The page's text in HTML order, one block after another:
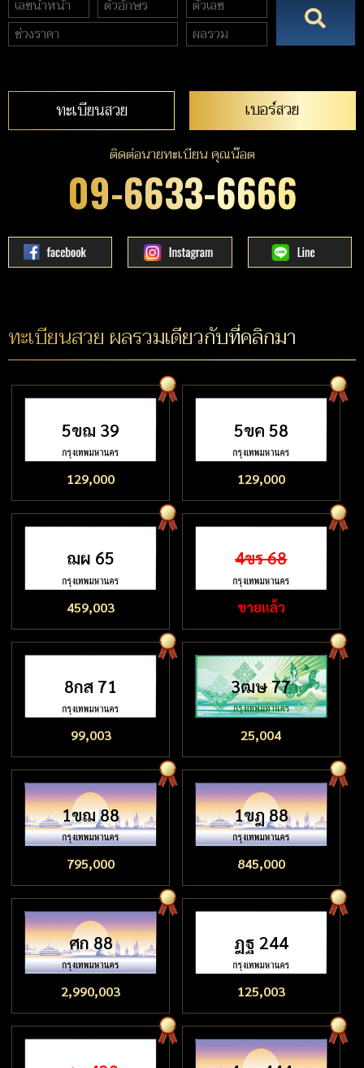
ทะเบียนสวย เบอร์สวย
ติดต่อนายทะเบียน คุณน๊อต
09-6633-6666
ทะเบียนสวย ผลรวมเดียวกับที่คลิกมา
5ขฌ 39
129,000
5ขค 58
129,000
ฌผ 65
459,003
4ขร 68
ขายแล้ว
8กส 71
99,003
3ฒษ 77
25,004
1ขฌ 88
795,000
1ขฎ 88
845,000
ศก 88
2,990,003
ฎฐ 244
125,003